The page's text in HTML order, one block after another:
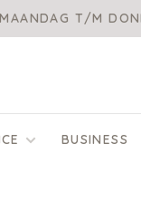
T/M
BUSINESS